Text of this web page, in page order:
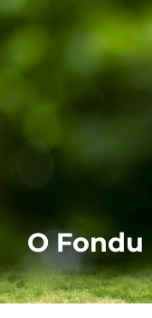
O Fondu